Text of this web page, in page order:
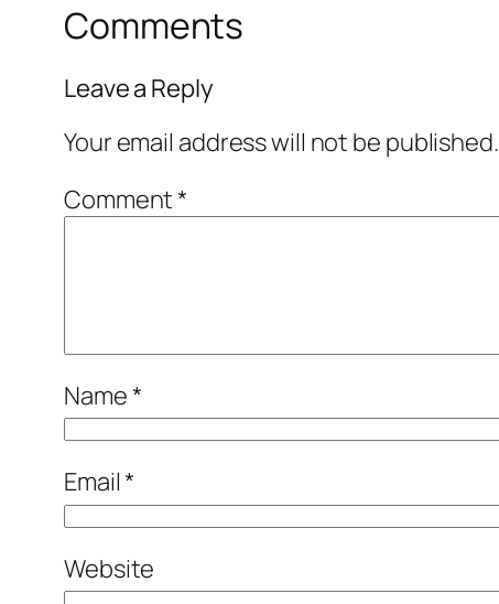
Comments
Leave a Reply
Your email address will not be published.
Comment*
Name*
Email*
Website